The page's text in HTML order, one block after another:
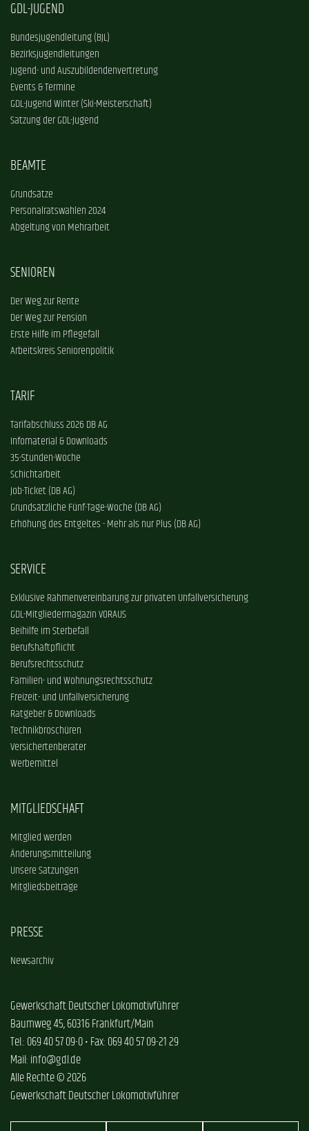
GDL-JUGEND
Bundesjugendleitung (BJL)
Bezirksjugendleitungen
Jugend- und Auszubildendenvertretung
Events & Termine
GDL-Jugend Winter (Ski-Meisterschaft)
Satzung der GDL-Jugend
BEAMTE
Grundsätze
Personalratswahlen 2024
Abgeltung von Mehrarbeit
SENIOREN
Der Weg zur Rente
Der Weg zur Pension
Erste Hilfe im Pflegefall
Arbeitskreis Seniorenpolitik
TARIF
Tarifabschluss 2026 DB AG
Infomaterial & Downloads
35-Stunden-Woche
Schichtarbeit
Job-Ticket (DB AG)
Grundsätzliche Fünf-Tage-Woche (DB AG)
Erhöhung des Entgeltes - Mehr als nur Plus (DB AG)
SERVICE
Exklusive Rahmenvereinbarung zur privaten Unfallversicherung
GDL-Mitgliedermagazin VORAUS
Beihilfe im Sterbefall
Berufshaftpflicht
Berufsrechtsschutz
Familien- und Wohnungsrechtsschutz
Freizeit- und Unfallversicherung
Ratgeber & Downloads
Technikbroschüren
Versichertenberater
Werbemittel
MITGLIEDSCHAFT
Mitglied werden
Änderungsmitteilung
Unsere Satzungen
Mitgliedsbeiträge
PRESSE
Newsarchiv
Gewerkschaft Deutscher Lokomotivführer
Baumweg 45, 60316 Frankfurt/Main
Tel.: 069 40 57 09-0 • Fax: 069 40 57 09-21 29
Mail: info@gdl.de
Alle Rechte © 2026
Gewerkschaft Deutscher Lokomotivführer